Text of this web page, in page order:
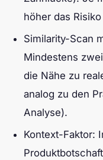
höher das
Similarity-Scan
Mindestens
die Nähe zu
analog zu den
Analyse).
Kontext-Faktor: